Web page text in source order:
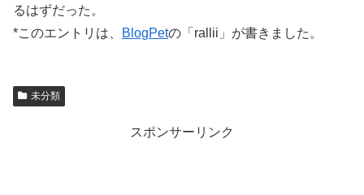
るはずだった。
*このエントリは、
BlogPetの「rallii」が書きました。
未分類
スポンサーリンク